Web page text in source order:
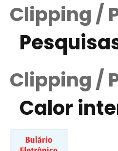
Clipping /
Clipping /
Calor